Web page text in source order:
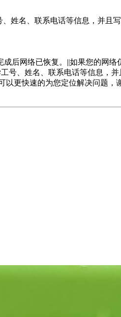
姓名、联系电话等信息，并且
后网络已恢复。||如果您的网
号、姓名、联系电话等信息，
更快速的为您定位解决问题，